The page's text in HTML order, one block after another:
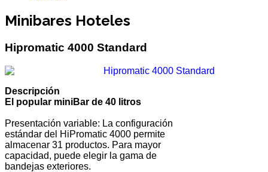
Minibares Hoteles
Hipromatic 4000 Standard
Descripción
El popular miniBar de 40 litros
Presentación variable: La configuración
estándar del HiPromatic 4000 permite
almacenar 31 productos. Para mayor
capacidad, puede elegir la gama de
bandejas exteriores.